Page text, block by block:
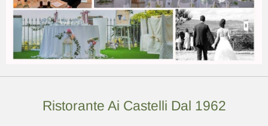
Ristorante Ai Castelli Dal 1962